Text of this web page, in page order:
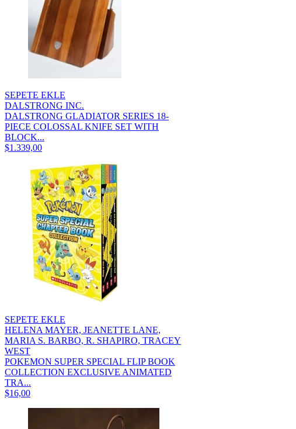
SEPETE EKLE
DALSTRONG INC.
DALSTRONG GLADIATOR SERIES 18-
PIECE COLOSSAL KNIFE SET WITH
BLOCK...
$1.339,00
SEPETE EKLE
HELENA MAYER, JEANETTE LANE,
MARIA S. BARBO, R. SHAPIRO, TRACEY
WEST
POKEMON SUPER SPECIAL FLIP BOOK
COLLECTION EXCLUSIVE ANIMATED
TRA...
$16,00